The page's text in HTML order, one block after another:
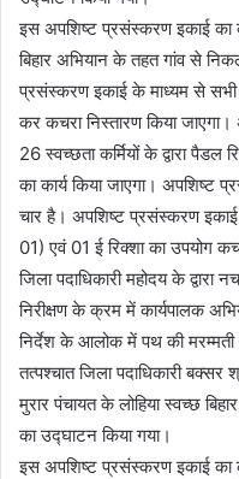
इस अपशिष्ट प्रसंस्करण इकाई का
बिहार अभियान के तहत गांव से
प्रसंस्करण इकाई के माध्यम से
कर कचरा निस्तारण किया
26 स्वच्छता कर्मियों के द्वारा
का कार्य किया जाएगा। अपशिष्ट
चार है। अपशिष्ट प्रसंस्करण
01) एवं 01 ई रिक्शा का उपयोग
जिला पदाधिकारी महोदय के द्वारा
निरीक्षण के क्रम में कार्यपालक
निर्देश के आलोक में पथ की मरम्मती
तत्पश्चात जिला पदाधिकारी
मुरार पंचायत के लोहिया स्वच्छ
का उद्घाटन किया गया।
इस अपशिष्ट प्रसंस्करण इकाई का